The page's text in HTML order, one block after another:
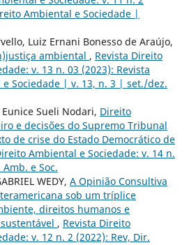
Ambiental e Sociedade |
Luiz Ernani Bonesso de Araújo,
ambiental , Revista Direito
v. 13 n. 03 (2023): Revista
Sociedade | v. 13, n. 3 | set./dez.
Sueli Nodari, Direito
e decisões do Supremo Tribunal
de crise do Estado Democrático de
Ambiental e Sociedade: v. 14 n.
e Soc.
WEDY, A Opinião Consultiva
sob um tríplice
direitos humanos e
, Revista Direito
v. 12 n. 2 (2022): Rev, Dir.